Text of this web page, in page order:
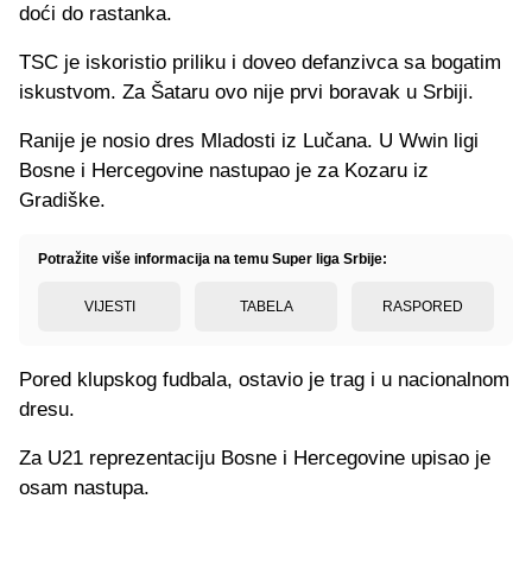
doći do rastanka.
TSC je iskoristio priliku i doveo defanzivca sa bogatim
iskustvom. Za Šataru ovo nije prvi boravak u Srbiji.
Ranije je nosio dres Mladosti iz Lučana. U Wwin ligi
Bosne i Hercegovine nastupao je za Kozaru iz
Gradiške.
Potražite više informacija na temu Super liga Srbije:
VIJESTI TABELA RASPORED
Pored klupskog fudbala, ostavio je trag i u nacionalnom
dresu.
Za U21 reprezentaciju Bosne i Hercegovine upisao je
osam nastupa.